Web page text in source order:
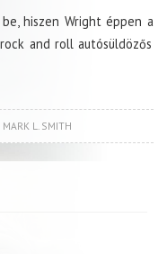
hiszen Wright éppen a
and roll autósüldözős
MARK L. SMITH